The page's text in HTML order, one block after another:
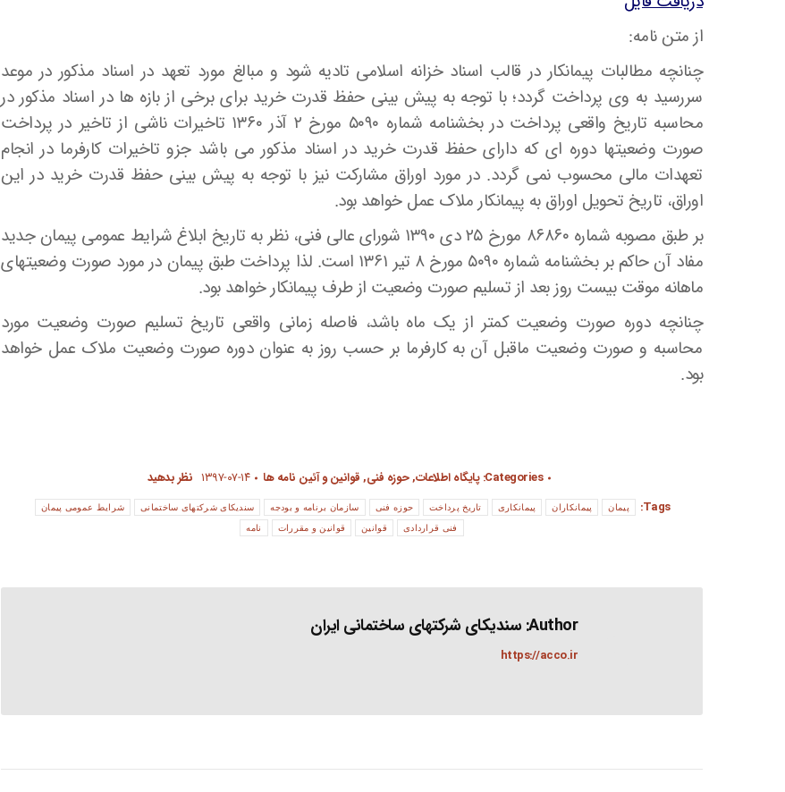
از متن نامه:
چنانچه مطالبات پیمانکار در قالب اسناد خزانه اسلامی تادیه شود و مبالغ مورد تعهد در اسناد مذکور در موعد
سررسید به وی پرداخت گردد؛ با توجه به پیش بینی حفظ قدرت خرید برای برخی از بازه ها در اسناد مذکور در
محاسبه تاریخ واقعی پرداخت در بخشنامه شماره ۵۰۹۰ مورخ ۲ آذر ۱۳۶۰ تاخیرات ناشی از تاخیر در پرداخت
صورت وضعیتها دوره ای که دارای حفظ قدرت خرید در اسناد مذکور می باشد جزو تاخیرات کارفرما در انجام
تعهدات مالی محسوب نمی گردد. در مورد اوراق مشارکت نیز با توجه به پیش بینی حفظ قدرت خرید در این
اوراق، تاریخ تحویل اوراق به پیمانکار ملاک عمل خواهد بود.
بر طبق مصوبه شماره ۸۶۸۶۰ مورخ ۲۵ دی ۱۳۹۰ شورای عالی فنی، نظر به تاریخ ابلاغ شرایط عمومی پیمان جدید
مفاد آن حاکم بر بخشنامه شماره ۵۰۹۰ مورخ ۸ تیر ۱۳۶۱ است. لذا پرداخت طبق پیمان در مورد صورت وضعیتهای
ماهانه موقت بیست روز بعد از تسلیم صورت وضعیت از طرف پیمانکار خواهد بود.
چنانچه دوره صورت وضعیت کمتر از یک ماه باشد، فاصله زمانی واقعی تاریخ تسلیم صورت وضعیت مورد
محاسبه و صورت وضعیت ماقبل آن به کارفرما بر حسب روز به عنوان دوره صورت وضعیت ملاک عمل خواهد
بود.
Categories: پایگاه اطلاعات,حوزه فنی,قوانین و آئین نامه ها ۱۳۹۷-۰۷-۱۴ نظر بدهید
Tags:
پیمان پیمانکاران پیمانکاری تاریخ پرداخت حوزه فنی سازمان برنامه و بودجه سندیکای شرکتهای ساختمانی شرایط عمومی پیمان
فنی قراردادی قوانین قوانین و مقررات نامه
Author: سندیکای شرکتهای ساختمانی ایران
https://acco.ir